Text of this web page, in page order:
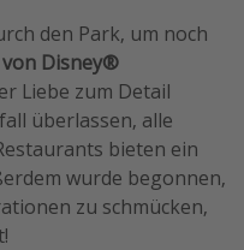
den Park, um noch
Disney®
Liebe zum Detail
überlassen, alle
bieten ein
wurde begonnen,
zu schmücken,